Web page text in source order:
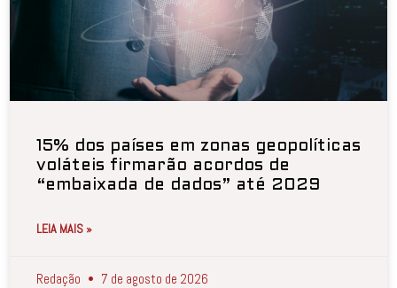
15% dos países em zonas geopolíticas
voláteis firmarão acordos de
“embaixada de dados” até 2029
LEIA MAIS »
Redação 7 de agosto de 2026